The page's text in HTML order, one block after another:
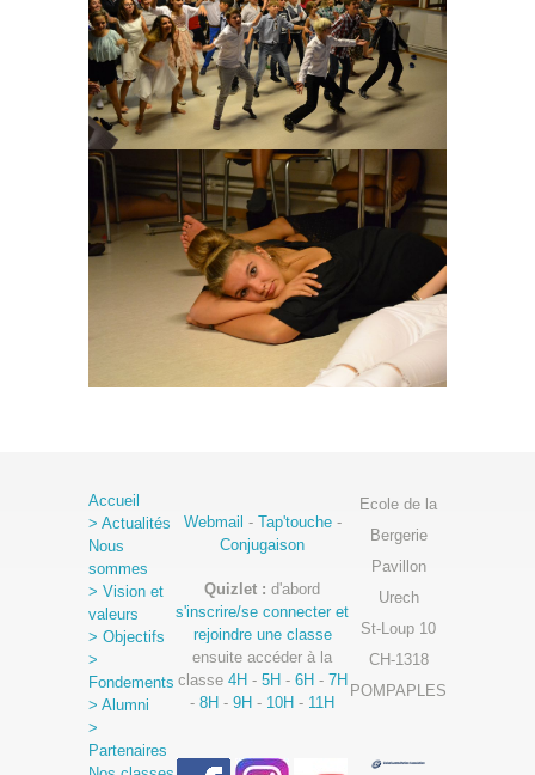
Accueil
> Actualités
Nous
sommes
> Vision et
valeurs
> Objectifs
>
Fondements
> Alumni
>
Partenaires
Webmail - Tap'touche-
Conjugaison
Quizlet : d'abord
s'inscrire/se connecter et
rejoindre une classe
ensuite accéder à la
classe 4H - 5H - 6H - 7H
- 8H - 9H - 10H - 11H
Ecole de la
Bergerie
Pavillon
Urech
St-Loup 10
CH-1318
POMPAPLES